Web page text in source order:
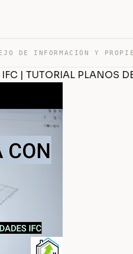
| TUTORIAL PLANOS